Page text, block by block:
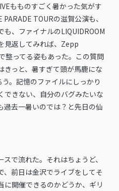
もものすごく暑かった気がす
TOURの滋賀公演も、
、ファイナルのLIQUIDROOM
見返してみれば、Zepp
整ってる姿もあった。この質問
きっと、暑すぎて頭が馬鹿にな
。記憶のファイルにしっかり
できない、自分のバグみたいな
過去一暑いのでは？と先日の仙
で流れた。それはちょうど、
、前日は金沢でライブをしてそ
に開催できるのかどうか、ギリ